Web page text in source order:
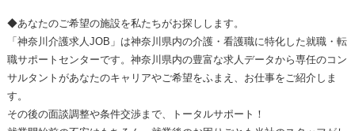
◆あなたのご希望の施設を私たちがお探しします。
「神奈川介護求人JOB」は神奈川県内の介護・看護職に特化した就職・転
職サポートセンターです。神奈川県内の豊富な求人データから専任のコン
サルタントがあなたのキャリアやご希望をふまえ、お仕事をご紹介しま
す。
その後の面談調整や条件交渉まで、トータルサポート！